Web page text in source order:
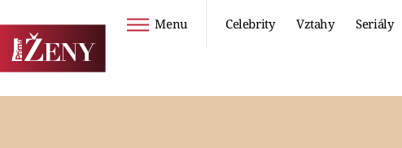
Menu Celebrity Vztahy Seriály